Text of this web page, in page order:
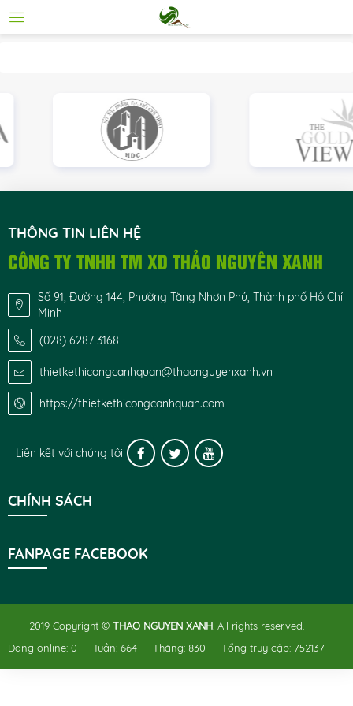
THÔNG TIN LIÊN HỆ
CÔNG TY TNHH TM XD THẢO NGUYÊN XANH
Số 91, Đường 144, Phường Tăng Nhơn Phú, Thành phố Hồ Chí
Minh
(028) 6287 3168
thietkethicongcanhquan@thaonguyenxanh.vn
https://thietkethicongcanhquan.com
Liên kết với chúng tôi
CHÍNH SÁCH
FANPAGE FACEBOOK
2019 Copyright © THAO NGUYEN XANH. All rights reserved.
Đang online: 0 Tuần: 664 Tháng: 830 Tổng truy cập: 752137